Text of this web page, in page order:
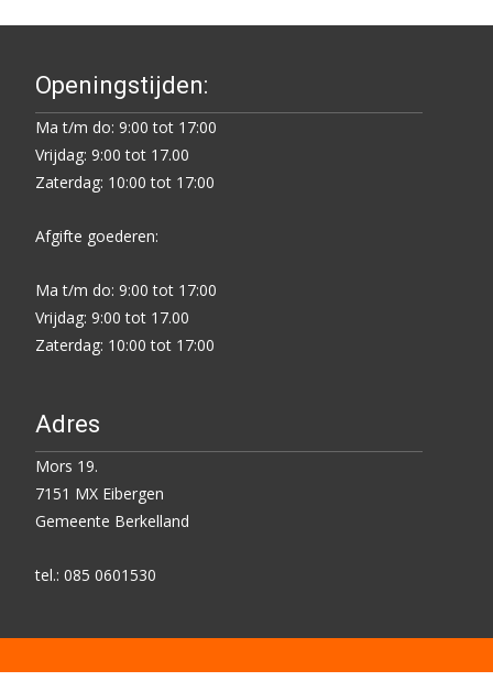
Openingstijden:
Ma t/m do: 9:00 tot 17:00
Vrijdag: 9:00 tot 17.00
Zaterdag: 10:00 tot 17:00
Afgifte goederen:
Ma t/m do: 9:00 tot 17:00
Vrijdag: 9:00 tot 17.00
Zaterdag: 10:00 tot 17:00
Adres
Mors 19.
7151 MX Eibergen
Gemeente Berkelland
tel.: 085 0601530